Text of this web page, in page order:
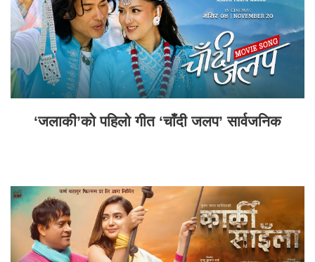
‘जलाकी’को पहिलो गीत ‘चाँदी जलप’ सार्वजनिक